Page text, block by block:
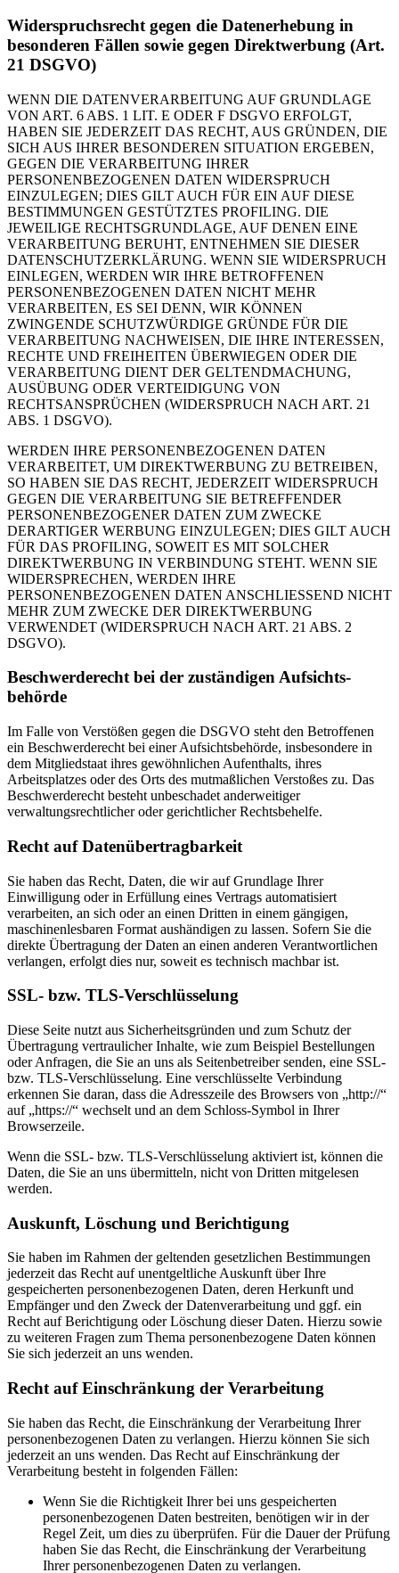
Widerspruchsrecht gegen die Datenerhebung in
besonderen Fällen sowie gegen Direktwerbung (Art.
21 DSGVO)
WENN DIE DATENVERARBEITUNG AUF GRUNDLAGE
VON ART. 6 ABS. 1 LIT. E ODER F DSGVO ERFOLGT,
HABEN SIE JEDERZEIT DAS RECHT, AUS GRÜNDEN, DIE
SICH AUS IHRER BESONDEREN SITUATION ERGEBEN,
GEGEN DIE VERARBEITUNG IHRER
PERSONENBEZOGENEN DATEN WIDERSPRUCH
EINZULEGEN; DIES GILT AUCH FÜR EIN AUF DIESE
BESTIMMUNGEN GESTÜTZTES PROFILING. DIE
JEWEILIGE RECHTSGRUNDLAGE, AUF DENEN EINE
VERARBEITUNG BERUHT, ENTNEHMEN SIE DIESER
DATENSCHUTZERKLÄRUNG. WENN SIE WIDERSPRUCH
EINLEGEN, WERDEN WIR IHRE BETROFFENEN
PERSONENBEZOGENEN DATEN NICHT MEHR
VERARBEITEN, ES SEI DENN, WIR KÖNNEN
ZWINGENDE SCHUTZWÜRDIGE GRÜNDE FÜR DIE
VERARBEITUNG NACHWEISEN, DIE IHRE INTERESSEN,
RECHTE UND FREIHEITEN ÜBERWIEGEN ODER DIE
VERARBEITUNG DIENT DER GELTENDMACHUNG,
AUSÜBUNG ODER VERTEIDIGUNG VON
RECHTSANSPRÜCHEN (WIDERSPRUCH NACH ART. 21
ABS. 1 DSGVO).
WERDEN IHRE PERSONENBEZOGENEN DATEN
VERARBEITET, UM DIREKTWERBUNG ZU BETREIBEN,
SO HABEN SIE DAS RECHT, JEDERZEIT WIDERSPRUCH
GEGEN DIE VERARBEITUNG SIE BETREFFENDER
PERSONENBEZOGENER DATEN ZUM ZWECKE
DERARTIGER WERBUNG EINZULEGEN; DIES GILT AUCH
FÜR DAS PROFILING, SOWEIT ES MIT SOLCHER
DIREKTWERBUNG IN VERBINDUNG STEHT. WENN SIE
WIDERSPRECHEN, WERDEN IHRE
PERSONENBEZOGENEN DATEN ANSCHLIESSEND NICHT
MEHR ZUM ZWECKE DER DIREKTWERBUNG
VERWENDET (WIDERSPRUCH NACH ART. 21 ABS. 2
DSGVO).
Beschwerde­recht bei der zuständigen Aufsichts­
behörde
Im Falle von Verstößen gegen die DSGVO steht den Betroffenen
ein Beschwerderecht bei einer Aufsichtsbehörde, insbesondere in
dem Mitgliedstaat ihres gewöhnlichen Aufenthalts, ihres
Arbeitsplatzes oder des Orts des mutmaßlichen Verstoßes zu. Das
Beschwerderecht besteht unbeschadet anderweitiger
verwaltungsrechtlicher oder gerichtlicher Rechtsbehelfe.
Recht auf Daten­übertrag­barkeit
Sie haben das Recht, Daten, die wir auf Grundlage Ihrer
Einwilligung oder in Erfüllung eines Vertrags automatisiert
verarbeiten, an sich oder an einen Dritten in einem gängigen,
maschinenlesbaren Format aushändigen zu lassen. Sofern Sie die
direkte Übertragung der Daten an einen anderen Verantwortlichen
verlangen, erfolgt dies nur, soweit es technisch machbar ist.
SSL- bzw. TLS-Verschlüsselung
Diese Seite nutzt aus Sicherheitsgründen und zum Schutz der
Übertragung vertraulicher Inhalte, wie zum Beispiel Bestellungen
oder Anfragen, die Sie an uns als Seitenbetreiber senden, eine SSL-
bzw. TLS-Verschlüsselung. Eine verschlüsselte Verbindung
erkennen Sie daran, dass die Adresszeile des Browsers von „http://“
auf „https://“ wechselt und an dem Schloss-Symbol in Ihrer
Browserzeile.
Wenn die SSL- bzw. TLS-Verschlüsselung aktiviert ist, können die
Daten, die Sie an uns übermitteln, nicht von Dritten mitgelesen
werden.
Auskunft, Löschung und Berichtigung
Sie haben im Rahmen der geltenden gesetzlichen Bestimmungen
jederzeit das Recht auf unentgeltliche Auskunft über Ihre
gespeicherten personenbezogenen Daten, deren Herkunft und
Empfänger und den Zweck der Datenverarbeitung und ggf. ein
Recht auf Berichtigung oder Löschung dieser Daten. Hierzu sowie
zu weiteren Fragen zum Thema personenbezogene Daten können
Sie sich jederzeit an uns wenden.
Recht auf Einschränkung der Verarbeitung
Sie haben das Recht, die Einschränkung der Verarbeitung Ihrer
personenbezogenen Daten zu verlangen. Hierzu können Sie sich
jederzeit an uns wenden. Das Recht auf Einschränkung der
Verarbeitung besteht in folgenden Fällen:
Wenn Sie die Richtigkeit Ihrer bei uns gespeicherten
personenbezogenen Daten bestreiten, benötigen wir in der
Regel Zeit, um dies zu überprüfen. Für die Dauer der Prüfung
haben Sie das Recht, die Einschränkung der Verarbeitung
Ihrer personenbezogenen Daten zu verlangen.